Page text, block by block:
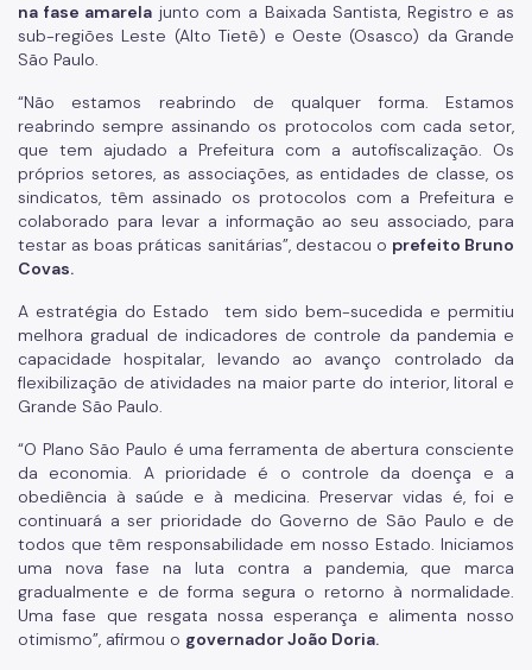
na fase amarela junto com a Baixada Santista, Registro e as
sub-regiões Leste (Alto Tietê) e Oeste (Osasco) da Grande
São Paulo.
“Não estamos reabrindo de qualquer forma. Estamos
reabrindo sempre assinando os protocolos com cada setor,
que tem ajudado a Prefeitura com a autofiscalização. Os
próprios setores, as associações, as entidades de classe, os
sindicatos, têm assinado os protocolos com a Prefeitura e
colaborado para levar a informação ao seu associado, para
testar as boas práticas sanitárias”, destacou o prefeito Bruno
Covas.
A estratégia do Estado tem sido bem-sucedida e permitiu
melhora gradual de indicadores de controle da pandemia e
capacidade hospitalar, levando ao avanço controlado da
flexibilização de atividades na maior parte do interior, litoral e
Grande São Paulo.
“O Plano São Paulo é uma ferramenta de abertura consciente
da economia. A prioridade é o controle da doença e a
obediência à saúde e à medicina. Preservar vidas é, foi e
continuará a ser prioridade do Governo de São Paulo e de
todos que têm responsabilidade em nosso Estado. Iniciamos
uma nova fase na luta contra a pandemia, que marca
gradualmente e de forma segura o retorno à normalidade.
Uma fase que resgata nossa esperança e alimenta nosso
otimismo”, afirmou o governador João Doria.